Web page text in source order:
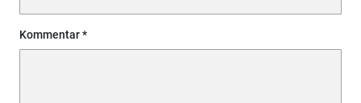
Kommentar